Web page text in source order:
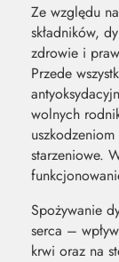
Ze względu
składników,
zdrowie i
Przede
wolnych
starzeniowe.
Spożywanie
serca –
krwi oraz na